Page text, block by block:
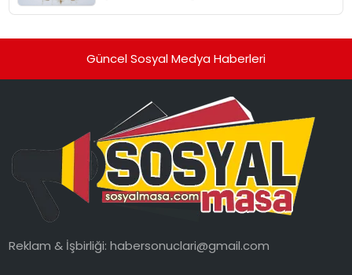
Güncel Sosyal Medya Haberleri
Reklam & İşbirliği:habersonuclari@gmail.com